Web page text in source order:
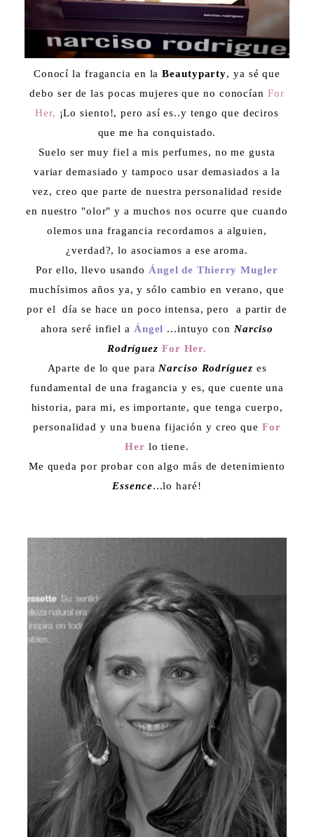
Conocí la fragancia en la Beautyparty, ya sé que
debo ser de las pocas mujeres que no conocían For
Her, ¡Lo siento!, pero así es..y tengo que deciros
que me ha conquistado.
Suelo ser muy fiel a mis perfumes, no me gusta
variar demasiado y tampoco usar demasiados a la
vez, creo que parte de nuestra personalidad reside
en nuestro "olor" y a muchos nos ocurre que cuando
olemos una fragancia recordamos a alguien,
¿verdad?, lo asociamos a ese aroma.
Por ello, llevo usando Ángel de Thierry Mugler
muchísimos años ya, y sólo cambio en verano, que
por el día se hace un poco intensa, pero a partir de
ahora seré infiel a Ángel ...intuyo con Narciso
Rodríguez For Her.
Aparte de lo que para Narciso Rodríguez es
fundamental de una fragancia y es, que cuente una
historia, para mi, es importante, que tenga cuerpo,
personalidad y una buena fijación y creo que For
Her lo tiene.
Me queda por probar con algo más de detenimiento
Essence...lo haré!